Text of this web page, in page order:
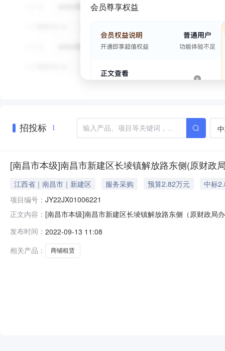
会员尊享权益
招投标 1
[南昌市本级]南昌市新建区长堎镇解放路东侧(原财政
江西省｜南昌市｜新建区 服务采购 预算2.82万元
中标
项目编号： JY22JX01006221
正文内容： [南昌市本级]南昌市新建区长堎镇解放路东侧（原财政局
栋一处商铺五年期租赁权项目标的评估结果：28,165.00
发布时间： 2022-09-13 11:08
相关产品：
商铺租赁